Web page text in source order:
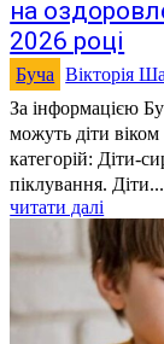
на
2026 році
Буча Вікторія
За інформацією
можуть діти віком
категорій: Діти-сироти та діти, позбавлені батьківського
піклування. Діти...
читати далі